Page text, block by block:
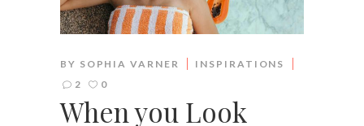
BY SOPHIA VARNER
INSPIRATIONS
2
0
When you Look